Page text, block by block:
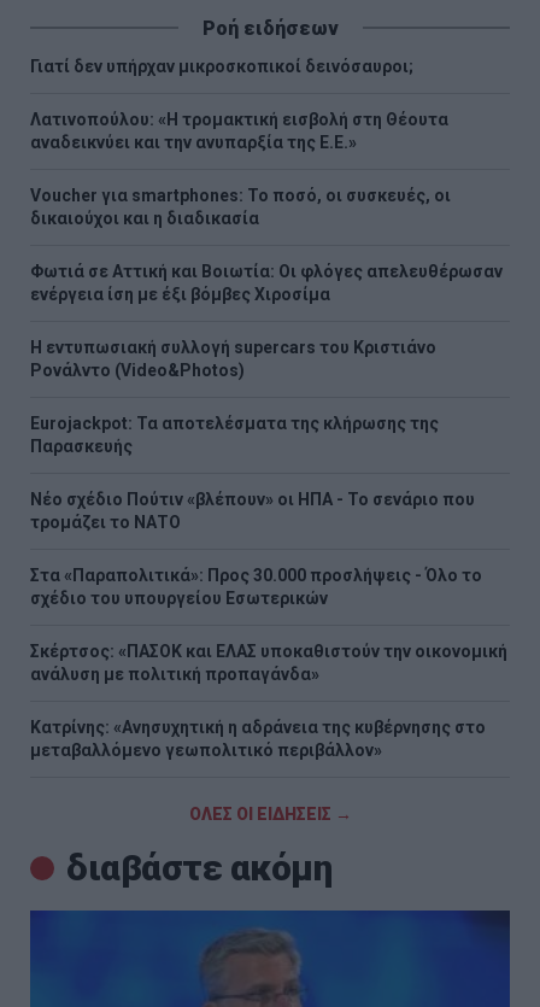
Ροή ειδήσεων
Γιατί δεν υπήρχαν μικροσκοπικοί δεινόσαυροι;
Λατινοπούλου: «Η τρομακτική εισβολή στη Θέουτα
αναδεικνύει και την ανυπαρξία της Ε.Ε.»
Voucher για smartphones: Το ποσό, οι συσκευές, οι
δικαιούχοι και η διαδικασία
Φωτιά σε Αττική και Βοιωτία: Οι φλόγες απελευθέρωσαν
ενέργεια ίση με έξι βόμβες Χιροσίμα
H εντυπωσιακή συλλογή supercars του Κριστιάνο
Ρονάλντο (Video&Photos)
Eurojackpot: Τα αποτελέσματα της κλήρωσης της
Παρασκευής
Νέο σχέδιο Πούτιν «βλέπουν» οι ΗΠΑ - Το σενάριο που
τρομάζει το ΝΑΤΟ
Στα «Παραπολιτικά»: Προς 30.000 προσλήψεις - Όλο το
σχέδιο του υπουργείου Εσωτερικών
Σκέρτσος: «ΠΑΣΟΚ και ΕΛΑΣ υποκαθιστούν την οικονομική
ανάλυση με πολιτική προπαγάνδα»
Κατρίνης: «Ανησυχητική η αδράνεια της κυβέρνησης στο
μεταβαλλόμενο γεωπολιτικό περιβάλλον»
ΟΛΕΣ ΟΙ ΕΙΔΗΣΕΙΣ →
διαβάστε ακόμη